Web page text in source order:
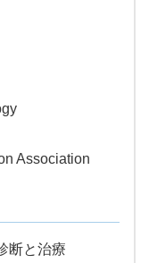
Association
断と治療